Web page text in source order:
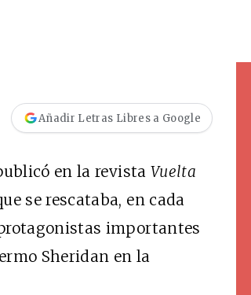
Añadir Letras Libres a Google
en la revista Vuelta
se rescataba, en cada
importantes
Sheridan en la